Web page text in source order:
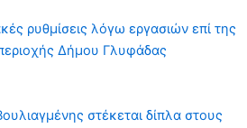
ρυθμίσεις λόγω εργασιών επί της
Δήμου Γλυφάδας
στέκεται δίπλα στους